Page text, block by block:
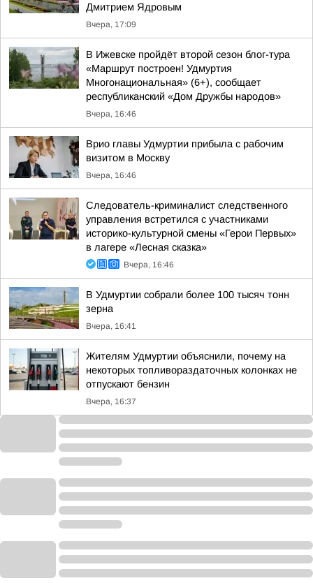
Дмитрием Ядровым
Вчера, 17:09
В Ижевске пройдёт второй сезон блог-тура
«Маршрут построен! Удмуртия
Многонациональная» (6+), сообщает
республиканский «Дом Дружбы народов»
Вчера, 16:46
Врио главы Удмуртии прибыла с рабочим
визитом в Москву
Вчера, 16:46
Следователь-криминалист следственного
управления встретился с участниками
историко-культурной смены «Герои Первых»
в лагере «Лесная сказка»
Вчера, 16:46
В Удмуртии собрали более 100 тысяч тонн
зерна
Вчера, 16:41
Жителям Удмуртии объяснили, почему на
некоторых топливораздаточных колонках не
отпускают бензин
Вчера, 16:37